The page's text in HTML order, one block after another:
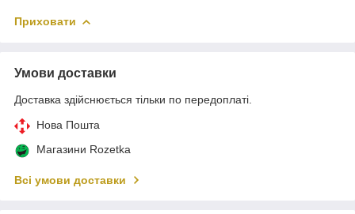
Приховати
Умови доставки
Доставка здійснюється тільки по передоплаті.
Нова Пошта
Магазини Rozetka
Всі умови доставки